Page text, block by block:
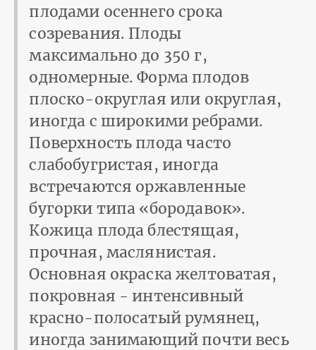
плодами осеннего срока
созревания. Плоды
максимально до 350 г,
одномерные. Форма плодов
плоско-округлая или округлая,
иногда с широкими ребрами.
Поверхность плода часто
слабобугристая, иногда
встречаются оржавленные
бугорки типа «бородавок».
Кожица плода блестящая,
прочная, маслянистая.
Основная окраска желтоватая,
покровная - интенсивный
красно-полосатый румянец,
иногда занимающий почти весь